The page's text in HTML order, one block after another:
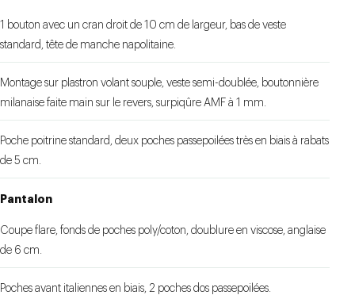
1 bouton avec un cran droit de 10 cm de largeur, bas de veste
standard, tête de manche napolitaine.
Montage sur plastron volant souple, veste semi-doublée, boutonnière
milanaise faite main sur le revers, surpiqûre AMF à 1 mm.
Poche poitrine standard, deux poches passepoilées très en biais à rabats
de 5 cm.
Pantalon
Coupe flare, fonds de poches poly/coton, doublure en viscose, anglaise
de 6 cm.
Poches avant italiennes en biais, 2 poches dos passepoilées.